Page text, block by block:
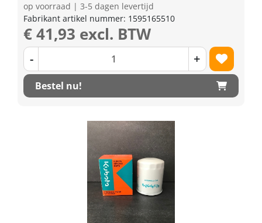
op voorraad | 3-5 dagen levertijd
Fabrikant artikel nummer: 1595165510
€ 41,93 excl. BTW
- +
Bestel nu!